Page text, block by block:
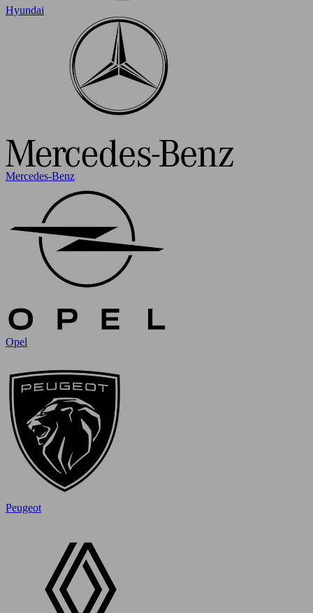
Hyundai
Mercedes-Benz
Opel
Peugeot